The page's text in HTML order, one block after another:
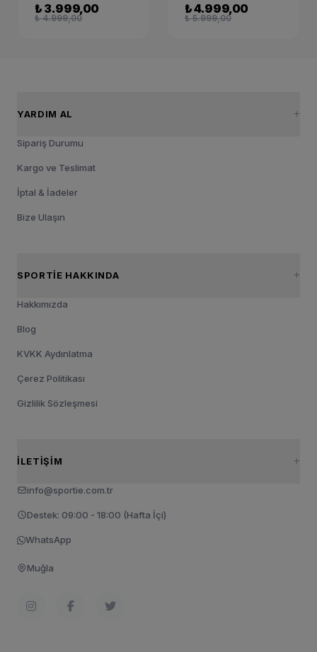
₺ 3.999,00
₺ 4.999,00
₺ 4.999,00
₺ 5.999,00
YARDIM AL
Sipariş Durumu
Kargo ve Teslimat
İptal & İadeler
Bize Ulaşın
SPORTIE HAKKINDA
Hakkımızda
Blog
KVKK Aydınlatma
Çerez Politikası
Gizlilik Sözleşmesi
İLETIŞIM
info@sportie.com.tr
Destek: 09:00 - 18:00 (Hafta İçi)
WhatsApp
Muğla